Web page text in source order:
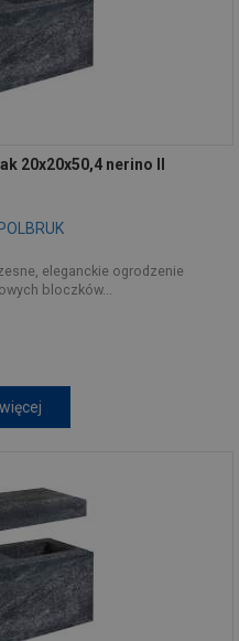
20x20x50,4 nerino II
POLBRUK
eleganckie ogrodzenie
bloczków...